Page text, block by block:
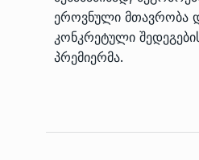
ეროვნული მთავრობა
კონკრეტული
პრემიერმა.